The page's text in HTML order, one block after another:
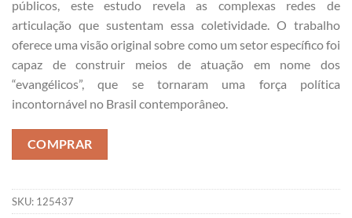
públicos, este estudo revela as complexas redes de
articulação que sustentam essa coletividade. O trabalho
oferece uma visão original sobre como um setor específico foi
capaz de construir meios de atuação em nome dos
“evangélicos”, que se tornaram uma força política
incontornável no Brasil contemporâneo.
COMPRAR
SKU: 125437